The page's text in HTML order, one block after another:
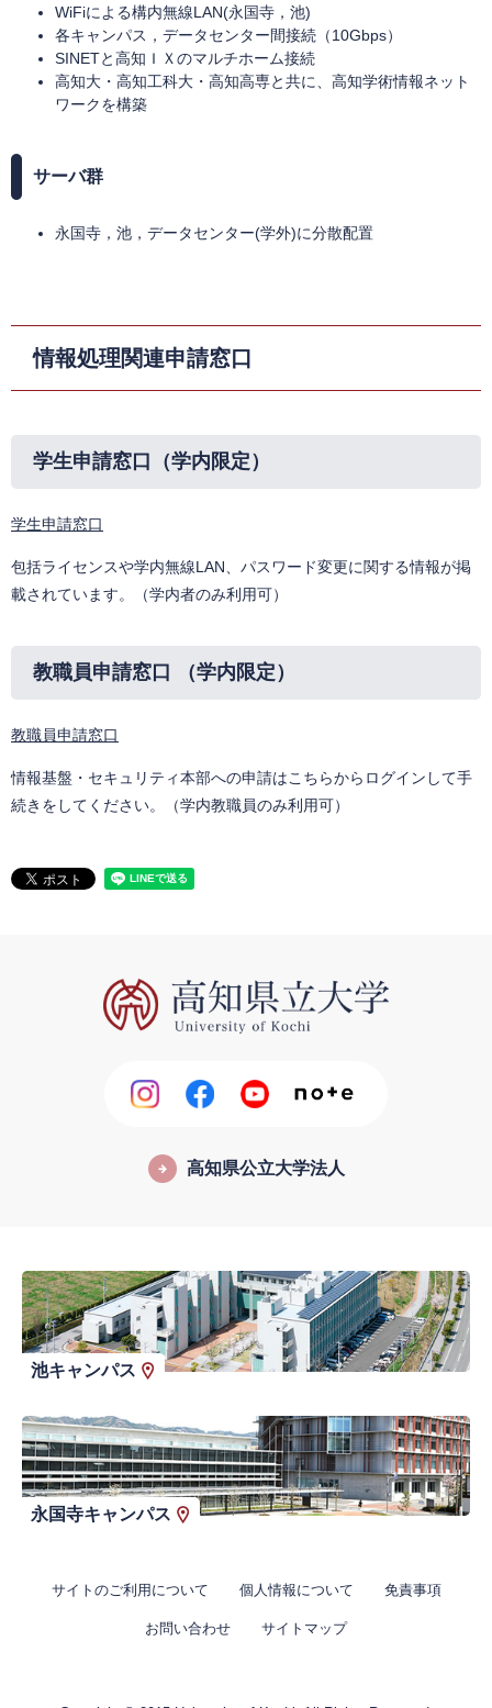
WiFiによる構内無線LAN(永国寺，池)
各キャンパス，データセンター間接続（10Gbps）
SINETと高知ＩＸのマルチホーム接続
高知大・高知工科大・高知高専と共に、高知学術情報ネット
ワークを構築
サーバ群
永国寺，池，データセンター(学外)に分散配置
情報処理関連申請窓口
​学生申請窓口（学内限定）
学生申請窓口
包括ライセンスや学内無線LAN、パスワード変更に関する情報が掲
載されています。（学内者のみ利用可）
​教職員申請窓口 （学内限定）
教職員申請窓口
情報基盤・セキュリティ本部への申請はこちらからログインして手
続きをしてください。（学内教職員のみ利用可）
高知県公立大学法人
池キャンパス
永国寺キャンパス
サイトのご利用について 個人情報について 免責事項
お問い合わせ サイトマップ